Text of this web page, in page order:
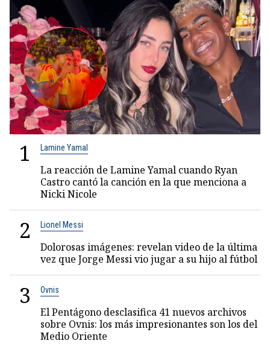
1 Lamine Yamal
La reacción de Lamine Yamal cuando Ryan
Castro cantó la canción en la que menciona a
Nicki Nicole
2 Lionel Messi
Dolorosas imágenes: revelan video de la última
vez que Jorge Messi vio jugar a su hijo al fútbol
3 Ovnis
El Pentágono desclasifica 41 nuevos archivos
sobre Ovnis: los más impresionantes son los del
Medio Oriente